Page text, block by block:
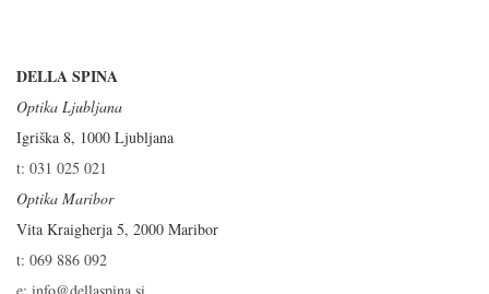
DELLA SPINA
Optika Ljubljana
Igriška 8, 1000 Ljubljana
t: 031 025 021
Optika Maribor
Vita Kraigherja 5, 2000 Maribor
t: 069 886 092